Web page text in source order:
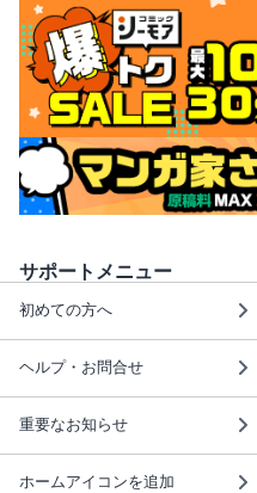
サポートメニュー
初めての方へ
ヘルプ・お問合せ
重要なお知らせ
ホームアイコンを追加